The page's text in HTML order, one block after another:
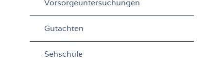
Vorsorgeuntersuchungen
Gutachten
Sehschule